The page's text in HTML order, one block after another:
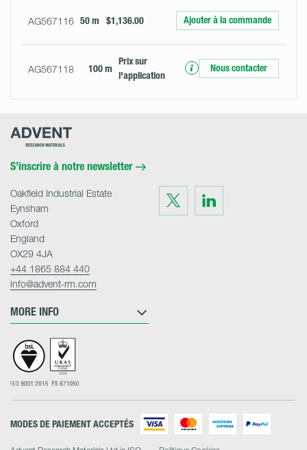
AG567116 50 m $1,136.00 Ajouter à la commande
AG567118 100 m
Prix ​​sur
l'application
Nous contacter
Advent
S’inscrire à notre newsletter
Visit
us
on
Twitter
Visit
on
LinkedIn
MORE INFO
Oakfield Industrial Estate
Eynsham
Oxford
England
OX29 4JA
+44 1865 884 440
info@advent-rm.com
MODES DE PAIEMENT ACCEPTÉS